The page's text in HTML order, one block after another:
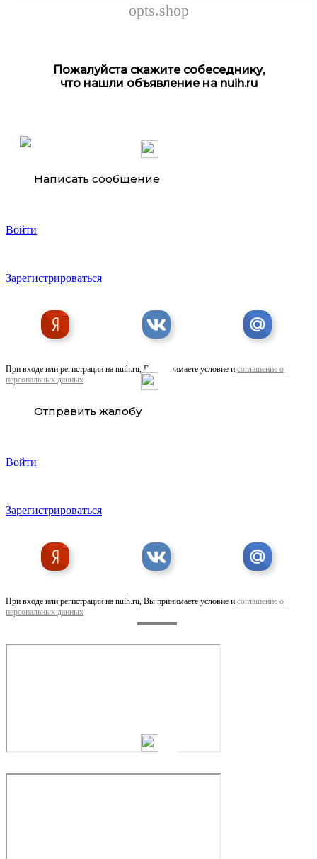
opts.shop
Пожалуйста скажите собеседнику,
что нашли объявление на nuih.ru
Написать сообщение
Войти
Зарегистрироваться
При входе или регистрации на nuih.ru, Вы принимаете условие и соглашение о
персональных данных
Отправить жалобу
Войти
Зарегистрироваться
При входе или регистрации на nuih.ru, Вы принимаете условие и соглашение о
персональных данных